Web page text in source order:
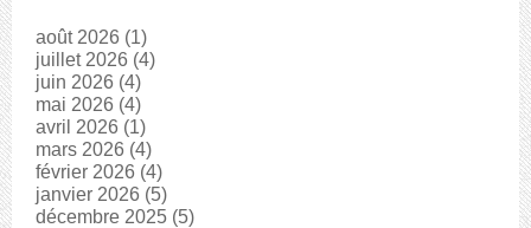
août 2026 (1)
juillet 2026 (4)
juin 2026 (4)
mai 2026 (4)
avril 2026 (1)
mars 2026 (4)
février 2026 (4)
janvier 2026 (5)
décembre 2025 (5)